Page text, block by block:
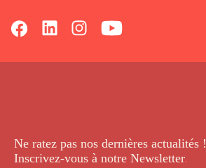
Ne ratez pas nos dernières actualités !
Inscrivez-vous à notre Newsletter.